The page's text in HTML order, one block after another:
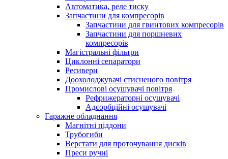
Автоматика, реле тиску
Запчастини для компресорів
Запчастини для гвинтових компресорів
Запчастини для поршневих
компресорів
Магістральні фільтри
Циклонні сепаратори
Ресивери
Доохолоджувачі стисненого повітря
Промислові осушувачі повітря
Рефрижераторні осушувачі
Адсорбційні осушувачі
Гаражне обладнання
Магнітні піддони
Трубогиби
Верстати для проточування дисків
Преси ручні